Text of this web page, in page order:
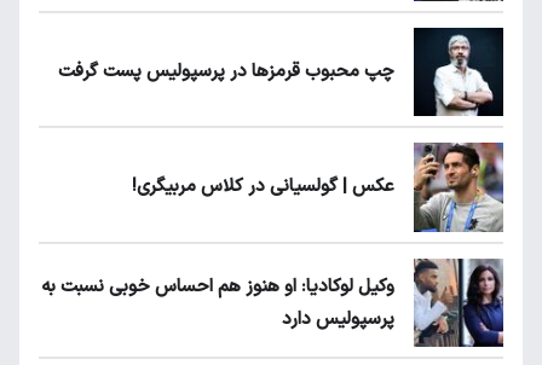
چپ محبوب قرمزها در پرسپولیس پست گرفت
عکس | گولسیانی در کلاس مربیگری!
وکیل لوکادیا: او هنوز هم احساس خوبی نسبت به
پرسپولیس دارد